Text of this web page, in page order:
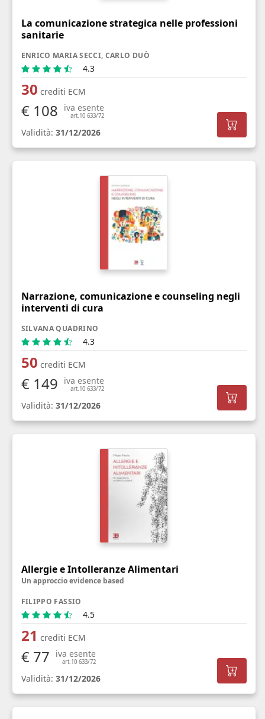
La comunicazione strategica nelle professioni
sanitarie
ENRICO MARIA SECCI, CARLO DUÒ
4.3
30 crediti ECM
€ 108 iva esente
art.10 633/72
Validità: 31/12/2026
Narrazione, comunicazione e counseling negli
interventi di cura
SILVANA QUADRINO
4.3
50 crediti ECM
€ 149 iva esente
art.10 633/72
Validità: 31/12/2026
Allergie e Intolleranze Alimentari
Un approccio evidence based
FILIPPO FASSIO
4.5
21 crediti ECM
€ 77 iva esente
art.10 633/72
Validità: 31/12/2026